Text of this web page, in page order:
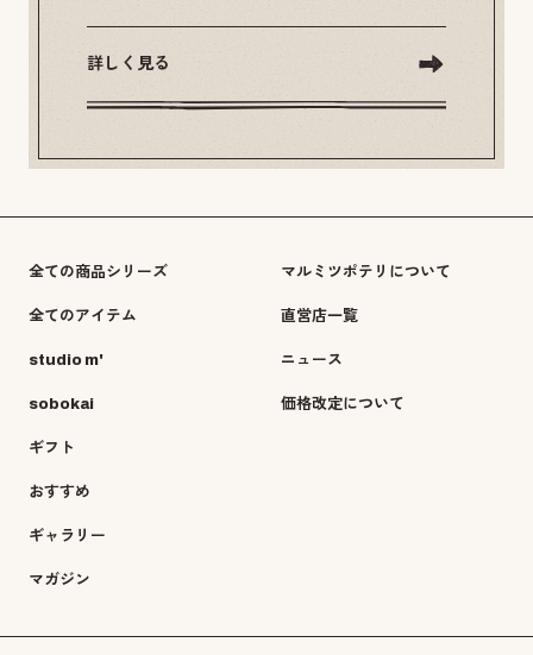
詳しく見る
全ての商品シリーズ
全てのアイテム
studio m'
sobokai
ギフト
おすすめ
ギャラリー
マガジン
マルミツポテリについて
直営店一覧
ニュース
価格改定について